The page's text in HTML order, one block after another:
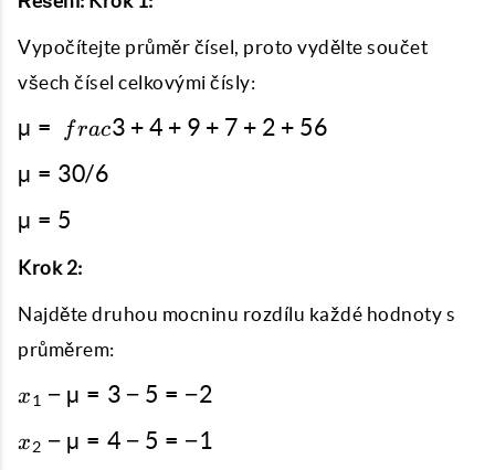
Vypočítejte průměr čísel, proto vydělte součet
všech čísel celkovými čísly:
µ =
frac
4 +
9 +
7 +
2 +
{6}}
µ = frac3 + 4 + 9 + 7 + 2 + 56
µ =
µ = 30/6
µ
5
µ = 5
Krok 2:
Najděte druhou mocninu rozdílu každé hodnoty s
průměrem:
x_1-
3 -
x1 − µ = 3 − 5 = −2
x_2-
x2 − µ = 4 − 5 = −1